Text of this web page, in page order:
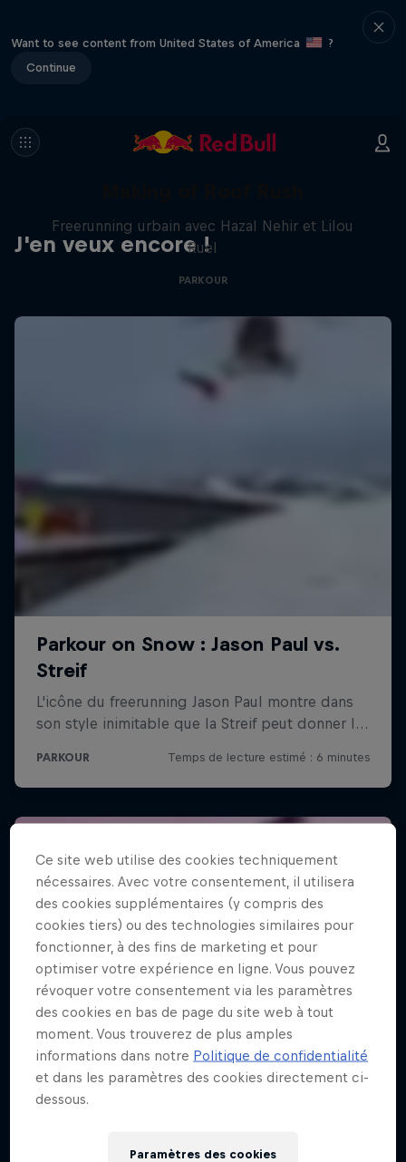
Want to see content from United States of America
?
Continue
J'en veux encore !
Freerunning urbain avec Hazal Nehir et Lilou
Ruel
PARKOUR
Ce site web utilise des cookies techniquement
nécessaires. Avec votre consentement, il utilisera
des cookies supplémentaires (y compris des
cookies tiers) ou des technologies similaires pour
fonctionner, à des fins de marketing et pour
optimiser votre expérience en ligne. Vous pouvez
révoquer votre consentement via les paramètres
des cookies en bas de page du site web à tout
moment. Vous trouverez de plus amples
informations dans notre Politique de confidentialité
et dans les paramètres des cookies directement ci-
dessous.
Paramètres des cookies